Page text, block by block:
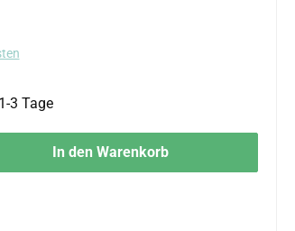
3 Tage
In den Warenkorb